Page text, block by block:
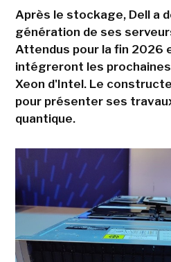
Après le stockage, Dell a
génération de ses
Attendus pour la fin 2026
intégreront les prochaines
Xeon d'Intel. Le
pour présenter ses
quantique.